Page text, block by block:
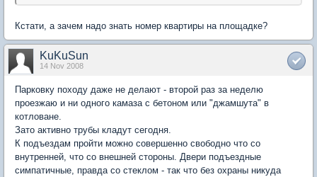
Кстати, а зачем надо знать номер квартиры на площадке?
KuKuSun
14 Nov 2008
Парковку походу даже не делают - второй раз за неделю
проезжаю и ни одного камаза с бетоном или "джамшута" в
котловане.
Зато активно трубы кладут сегодня.
К подъездам пройти можно совершенно свободно что со
внутренней, что со внешней стороны. Двери подъездные
симпатичные, правда со стеклом - так что без охраны никуда